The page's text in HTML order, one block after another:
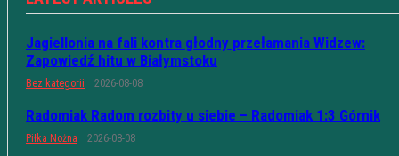
Jagiellonia na fali kontra głodny przełamania Widzew:
Zapowiedź hitu w Białymstoku
Bez kategorii 2026-08-08
Radomiak Radom rozbity u siebie – Radomiak 1:3 Górnik
Piłka Nożna 2026-08-08